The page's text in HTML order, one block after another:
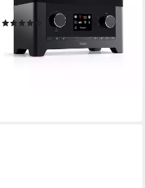
30 W Leistung
(51)
16,39 €
mtl. in 24 Raten
lieferbar - in 3-4 Werktagen bei dir